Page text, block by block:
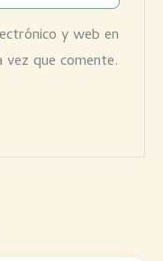
y web en
que comente.